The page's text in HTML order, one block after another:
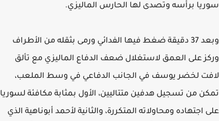
سوريا برأسه وتصدى لها الحارس الماليزي.
وبعد 37 دقيقة ضغط فيها الفدائي ورمى بثقله من الأطراف
وركز على العمق لاستغلال ضعف الدفاع الماليزي مع تألق
لافت لخضر يوسف في الجانب الدفاعي في وسط الملعب،
تمكن من تسجيل هدفين متتاليين، الأول بمثابة مكافئة لسوريا
على اجتهاده ومحاولاته المتكررة، والثانية لأحمد أبوناهية الذي